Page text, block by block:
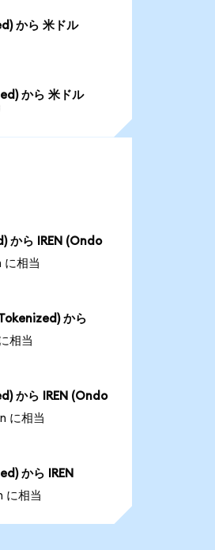
から 米ドル
から 米ドル
から IREN (Ondo
に相当
から
相当
から IREN (Ondo
に相当
から IREN
に相当